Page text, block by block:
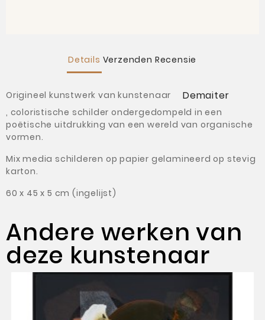
Details Verzenden Recensie
Origineel kunstwerk van kunstenaar Demaiter
, coloristische schilder ondergedompeld in een
poëtische uitdrukking van een wereld van organische
vormen.
Mix media schilderen op papier gelamineerd op stevig
karton.
60 x 45 x5 cm (ingelijst)
Andere werken van
deze kunstenaar